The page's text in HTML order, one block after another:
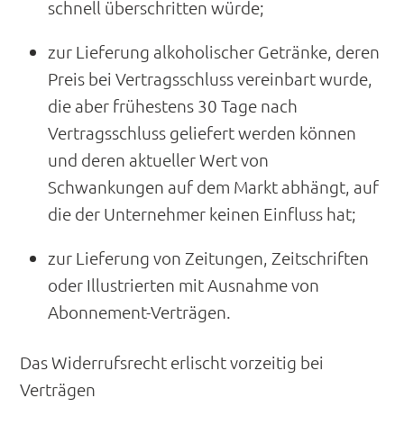
schnell überschritten würde;
zur Lieferung alkoholischer Getränke, deren
Preis bei Vertragsschluss vereinbart wurde,
die aber frühestens 30 Tage nach
Vertragsschluss geliefert werden können
und deren aktueller Wert von
Schwankungen auf dem Markt abhängt, auf
die der Unternehmer keinen Einfluss hat;
zur Lieferung von Zeitungen, Zeitschriften
oder Illustrierten mit Ausnahme von
Abonnement-Verträgen.
Das Widerrufsrecht erlischt vorzeitig bei
Verträgen